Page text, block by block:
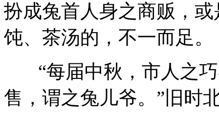
扮成兔首人身之商贩，
饨、茶汤的，不一而足。
“每届中秋，市人之巧
售，谓之兔儿爷。”旧时